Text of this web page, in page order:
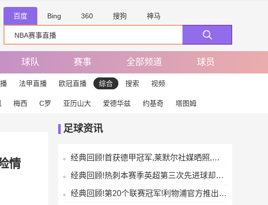
百度 Bing 360 搜狗 神马
球队 赛事 全部频道 球员
法甲直播 欧冠直播 综合 搜索 视频
梅西 C罗 亚历山大 爱德华兹 约基奇 塔图姆
情
足球资讯
经典回顾!首获德甲冠军,莱默尔社媒晒照,与凯恩、戴尔等队友疯狂庆祝
经典回顾!热刺本赛季英超第三次先进球却半场落后,比其他任何球队都更多
经典回顾!第20个联赛冠军!利物浦官方推出冠军纪念系列商品